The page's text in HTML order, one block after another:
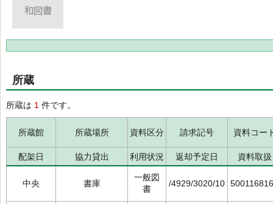
所蔵
所蔵は 1 件です。
所蔵館 所蔵場所 資料区分 請求記号 資料コー
配架日 協力貸出 利用状況 返却予定日 資料取扱
中央 書庫
一般図
書
/4929/3020/10